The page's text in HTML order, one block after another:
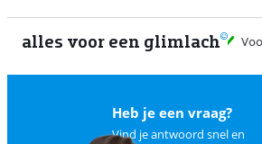
alles voor een glimlach
Heb je een vraag?
Vind je antwoord snel en